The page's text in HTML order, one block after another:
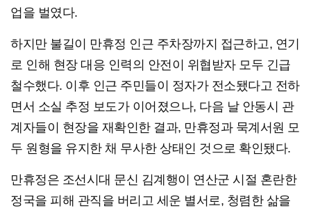
업을 벌였다.
하지만 불길이 만휴정 인근 주차장까지 접근하고, 연기
로 인해 현장 대응 인력의 안전이 위협받자 모두 긴급
철수했다. 이후 인근 주민들이 정자가 전소됐다고 전하
면서 소실 추정 보도가 이어졌으나, 다음 날 안동시 관
계자들이 현장을 재확인한 결과, 만휴정과 묵계서원 모
두 원형을 유지한 채 무사한 상태인 것으로 확인됐다.
만휴정은 조선시대 문신 김계행이 연산군 시절 혼란한
정국을 피해 관직을 버리고 세운 별서로, 청렴한 삶을